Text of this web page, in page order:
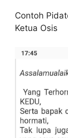
Contoh
Ketua Osis